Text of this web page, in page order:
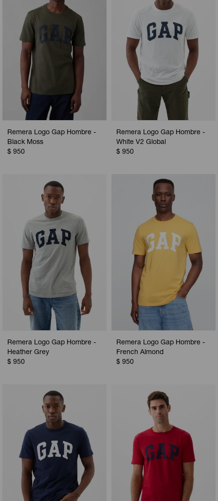
Remera Logo Gap Hombre -
Black Moss
$ 950
Remera Logo Gap Hombre -
White V2 Global
$ 950
Remera Logo Gap Hombre -
Heather Grey
$ 950
Remera Logo Gap Hombre -
French Almond
$ 950